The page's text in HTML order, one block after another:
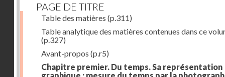
PAGE DE TITRE
Table des matières (p.311)
Table analytique des matières contenues dans ce
(p.327)
Avant-propos (p.r5)
Chapitre premier. Du temps. Sa représentation
graphique ; mesure du temps par la